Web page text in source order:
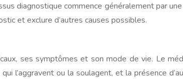
diagnostique commence généralement par une
et exclure d’autres causes possibles.
ses symptômes et son mode de vie. Le
l’aggravent ou la soulagent, et la présence